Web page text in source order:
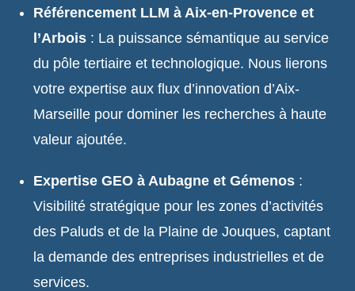
Référencement LLM à Aix-en-Provence et
l’Arbois : La puissance sémantique au service
du pôle tertiaire et technologique. Nous lierons
votre expertise aux flux d’innovation d’Aix-
Marseille pour dominer les recherches à haute
valeur ajoutée.
Expertise GEO à Aubagne et Gémenos :
Visibilité stratégique pour les zones d’activités
des Paluds et de la Plaine de Jouques, captant
la demande des entreprises industrielles et de
services.